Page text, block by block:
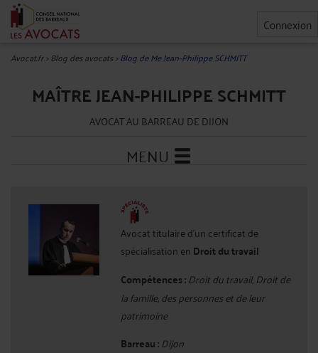
Connexion
Avocat.fr>Blog des avocats>Blog de Me Jean-Philippe SCHMITT
MAÎTRE JEAN-PHILIPPE SCHMITT
AVOCAT AU BARREAU DE DIJON
MENU
Avocat titulaire d'un certificat de
spécialisation en Droit du travail
Compétences : Droit du travail, Droit de
la famille, des personnes et de leur
patrimoine
Barreau : Dijon